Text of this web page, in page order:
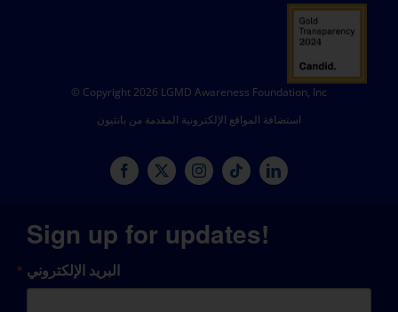
© Copyright 2026 LGMD Awareness Foundation, Inc
استضافة المواقع الإلكترونية المقدمة من بانثيون
Sign up for updates!
البريد الإلكتروني